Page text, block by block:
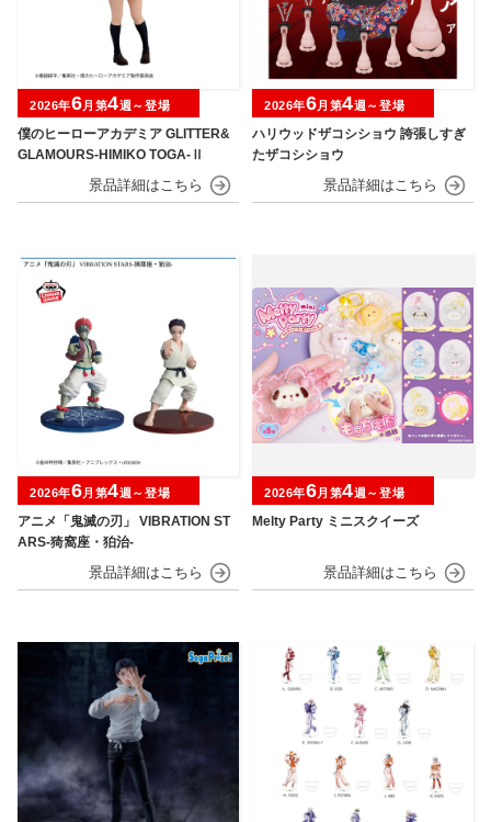
僕のヒーローアカデミア GLITTER&
GLAMOURS-HIMIKO TOGA-Ⅱ
2026年6月第4週～登場
ハリウッドザコシショウ 誇張しすぎ
たザコシショウ
2026年6月第4週～登場
アニメ「鬼滅の刃」 VIBRATION ST
ARS-猗窩座・狛治-
2026年6月第4週～登場
Melty Party ミニスクイーズ
2026年6月第4週～登場